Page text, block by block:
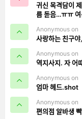
귀신 목격담이
름 돋음…ㅠㅠ
Anonymous on
사랑하는
Anonymous on
역지사지. 자
Anonymous on
엄마 헤드.shot
Anonymous on
편의점 알바생